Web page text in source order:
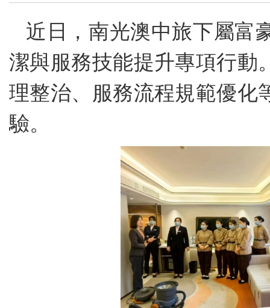
近日，南光澳中旅下屬富
潔與服務技能提升專項行動
理整治、服務流程規範優化
驗。